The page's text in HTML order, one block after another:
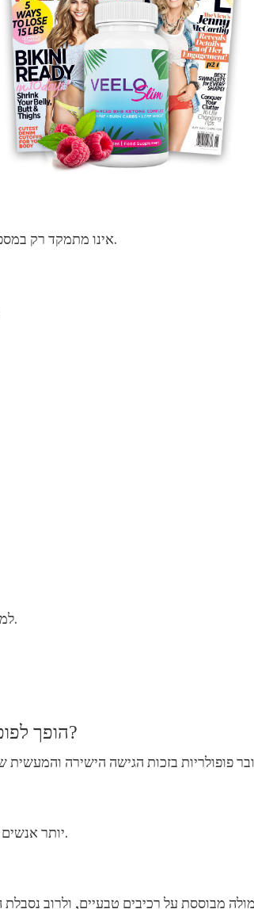
VeeloSlim אינו מתמקד רק במספר על המשקל, אלא בשיפור התחושה הכללית והתפקוד היומיומי.
למרות יעילותו, מומלץ לשלב את התוסף עם תזונה מודעת ופעילות גופנית מתונה.
למה VeeloSlim Weight Loss Pills הופך לפופולרי וכמה הוא בטוח?
יותר אנשים מבינים את היתרונות של שריפת שומן כמקור אנרגיה, גם ללא דיאטה קפדנית.
מבוססת על רכיבים טבעיים, ולרוב